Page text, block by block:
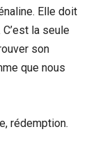
Elle doit
la seule
son
que nous
rédemption.